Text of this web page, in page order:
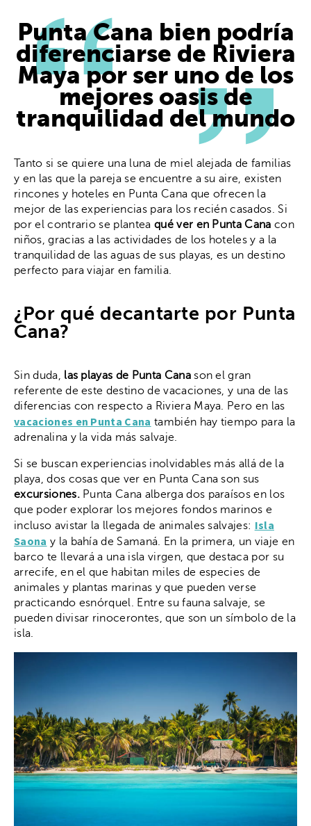
Punta Cana bien podría
diferenciarse de Riviera
Maya por ser uno de los
mejores oasis de
tranquilidad del mundo
Tanto si se quiere una luna de miel alejada de familias
y en las que la pareja se encuentre a su aire, existen
rincones y hoteles en Punta Cana que ofrecen la
mejor de las experiencias para los recién casados. Si
por el contrario se plantea qué ver en Punta Cana con
niños, gracias a las actividades de los hoteles y a la
tranquilidad de las aguas de sus playas, es un destino
perfecto para viajar en familia.
¿Por qué decantarte por Punta
Cana?
Sin duda, las playas de Punta Canason el gran
referente de este destino de vacaciones, y una de las
diferencias con respecto a Riviera Maya. Pero en las
vacaciones en Punta Cana también hay tiempo para la
adrenalina y la vida más salvaje.
Si se buscan experiencias inolvidables más allá de la
playa, dos cosas que ver en Punta Cana son sus
excursiones. Punta Cana alberga dos paraísos en los
que poder explorar los mejores fondos marinos e
incluso avistar la llegada de animales salvajes: Isla
Saona y la bahía de Samaná. En la primera, un viaje en
barco te llevará a una isla virgen, que destaca por su
arrecife, en el que habitan miles de especies de
animales y plantas marinas y que pueden verse
practicando esnórquel. Entre su fauna salvaje, se
pueden divisar rinocerontes, que son un símbolo de la
isla.